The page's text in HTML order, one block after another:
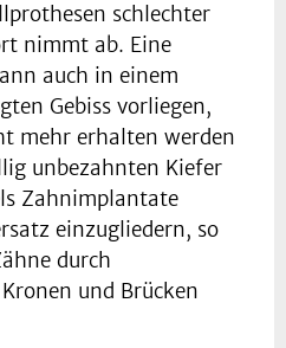
schlechter
nimmt ab. Eine
auch in einem
Gebiss vorliegen,
mehr erhalten werden
unbezahnten Kiefer
Zahnimplantate
einzugliedern, so
durch
und Brücken